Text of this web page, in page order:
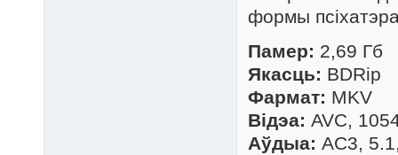
формы
Памер: 2,69 Гб
Якасць: BDRip
Фармат: MKV
Відэа: AVC,
Аўдыа: AC3,